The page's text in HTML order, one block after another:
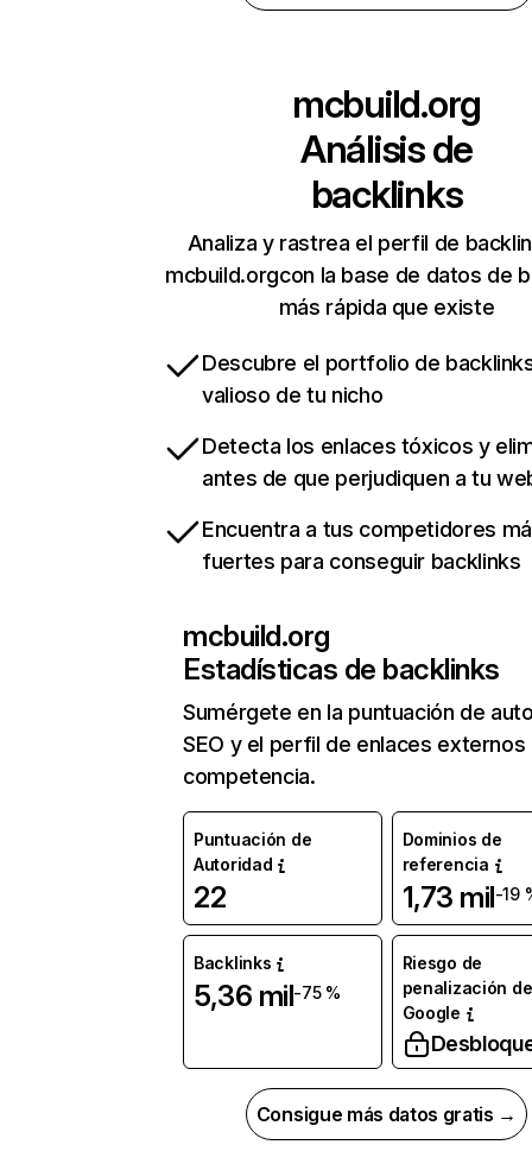
mcbuild.org
Análisis de
backlinks
Analiza y rastrea el perfil de
mcbuild.orgcon la base de datos de
más rápida que existe
Descubre el portfolio de
valioso de tu nicho
Detecta los enlaces tóxicos y
antes de que perjudiquen a tu
Encuentra a tus competidores
fuertes para conseguir backlinks
mcbuild.org
Estadísticas de backlinks
Sumérgete en la puntuación de
SEO y el perfil de enlaces externos
competencia.
Puntuación de
Autoridad
22
Dominios de
referencia
1,73 mil-19
Backlinks
5,36 mil-75 %
Riesgo de
penalización de
Google
Consigue más datos gratis →